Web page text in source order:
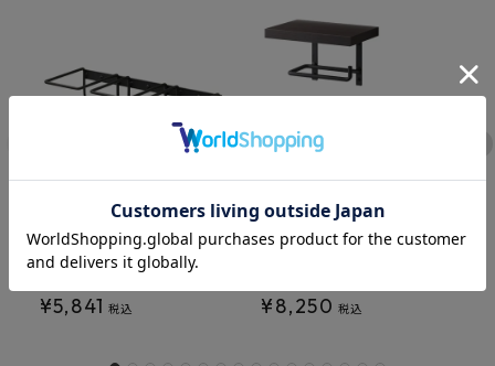
W2117-D
¥5,841 税込
SANEI アイアンペーパー
ホルダー棚付 W2107
¥8,250 税込